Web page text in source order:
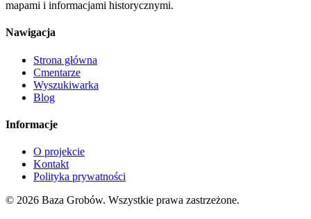
mapami i informacjami historycznymi.
Nawigacja
Strona główna
Cmentarze
Wyszukiwarka
Blog
Informacje
O projekcie
Kontakt
Polityka prywatności
© 2026 Baza Grobów. Wszystkie prawa zastrzeżone.